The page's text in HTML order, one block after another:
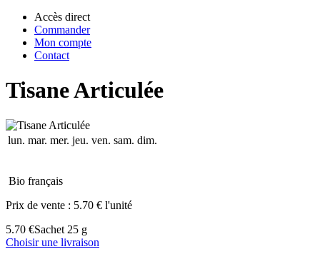
Accès direct
Commander
Mon compte
Contact
Tisane Articulée
lun. mar. mer. jeu. ven. sam. dim.
Bio français
Prix de vente : 5.70 € l'unité
5.70 €Sachet 25 g
Choisir une livraison